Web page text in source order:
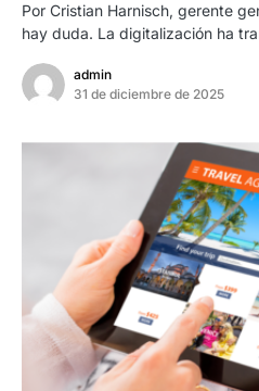
Por Cristian Harnisch, gerente
hay duda. La digitalización ha
admin
31 de diciembre de 2025